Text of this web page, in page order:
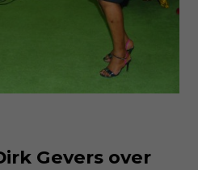
Gevers over